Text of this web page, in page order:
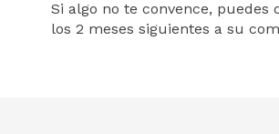
Si algo no te convence, puedes
los 2 meses siguientes a su